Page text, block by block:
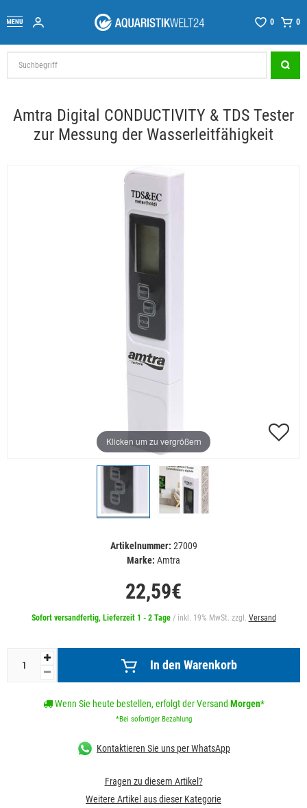
0 0
Amtra Digital CONDUCTIVITY & TDS Tester
zur Messung der Wasserleitfähigkeit
Klicken um zu vergrößern
Artikelnummer: 27009
Marke: Amtra
22,59€
Sofort versandfertig, Lieferzeit 1 - 2 Tage / inkl. 19% MwSt. zzgl. Versand
In den Warenkorb
Wenn Sie heute bestellen, erfolgt der Versand Morgen*
*Bei sofortiger Bezahlung
Kontaktieren Sie uns per WhatsApp
Fragen zu diesem Artikel?
Weitere Artikel aus dieser Kategorie